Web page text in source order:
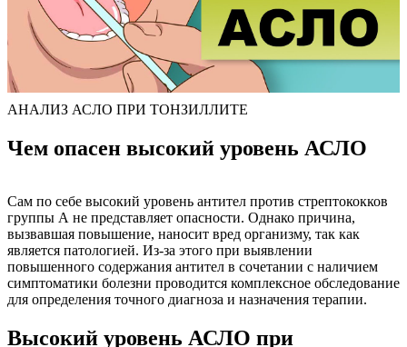
АНАЛИЗ АСЛО ПРИ ТОНЗИЛЛИТЕ
Чем опасен высокий уровень АСЛО
Сам по себе высокий уровень антител против стрептококков
группы А не представляет опасности. Однако причина,
вызвавшая повышение, наносит вред организму, так как
является патологией. Из-за этого при выявлении
повышенного содержания антител в сочетании с наличием
симптоматики болезни проводится комплексное обследование
для определения точного диагноза и назначения терапии.
Высокий уровень АСЛО при